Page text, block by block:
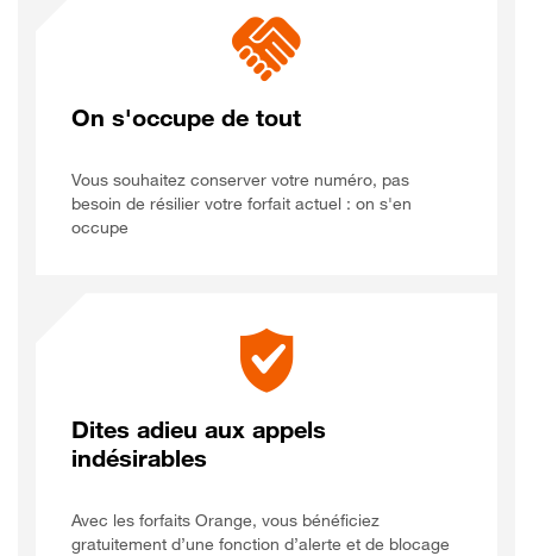
On s'occupe de tout
Vous souhaitez conserver votre numéro, pas
besoin de résilier votre forfait actuel : on s'en
occupe
Dites adieu aux appels
indésirables
Avec les forfaits Orange, vous bénéficiez
gratuitement d’une fonction d’alerte et de blocage